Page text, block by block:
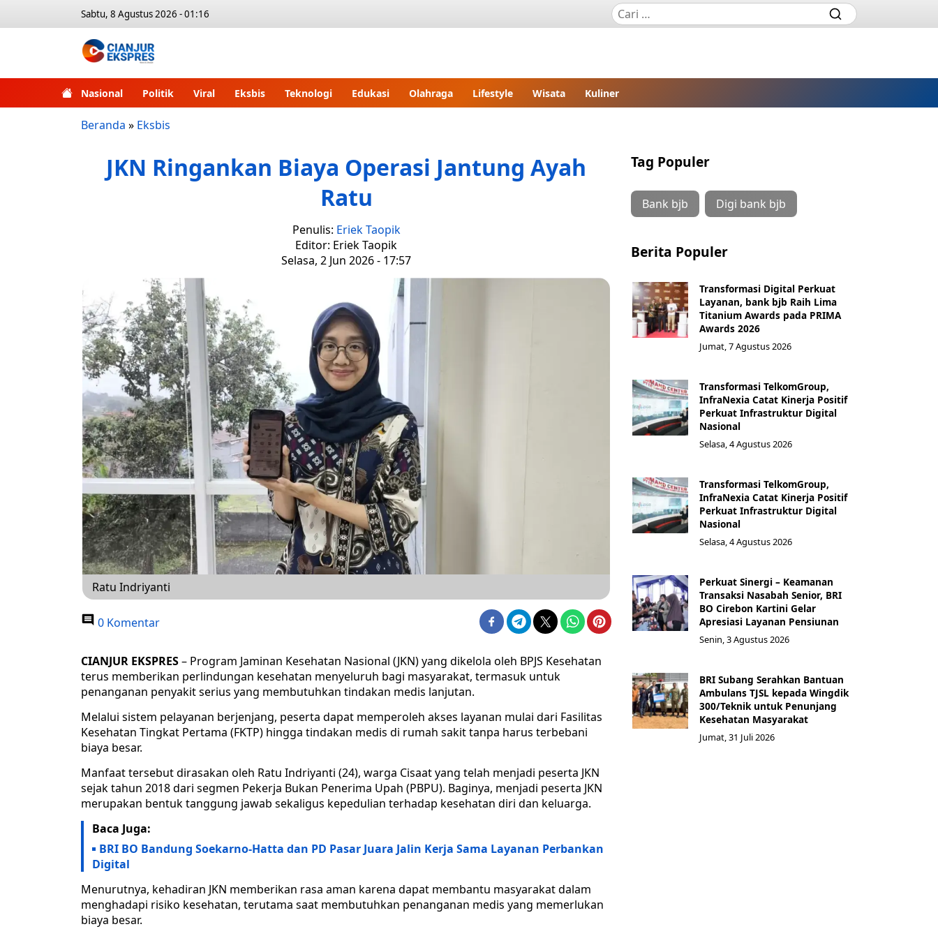
Sabtu, 8 Agustus 2026 - 01:16
Nasional Politik Viral Eksbis Teknologi Edukasi Olahraga Lifestyle Wisata Kuliner
Beranda » Eksbis
JKN Ringankan Biaya Operasi Jantung Ayah
Ratu
Penulis: Eriek Taopik
Editor: Eriek Taopik
Selasa, 2 Jun 2026 - 17:57
Ratu Indriyanti
0 Komentar
CIANJUR EKSPRES– Program Jaminan Kesehatan Nasional (JKN) yang dikelola oleh BPJS Kesehatan
terus memberikan perlindungan kesehatan menyeluruh bagi masyarakat, termasuk untuk
penanganan penyakit serius yang membutuhkan tindakan medis lanjutan.
Melalui sistem pelayanan berjenjang, peserta dapat memperoleh akses layanan mulai dari Fasilitas
Kesehatan Tingkat Pertama (FKTP) hingga tindakan medis di rumah sakit tanpa harus terbebani
biaya besar.
Manfaat tersebut dirasakan oleh Ratu Indriyanti (24), warga Cisaat yang telah menjadi peserta JKN
sejak tahun 2018 dari segmen Pekerja Bukan Penerima Upah (PBPU). Baginya, menjadi peserta JKN
merupakan bentuk tanggung jawab sekaligus kepedulian terhadap kesehatan diri dan keluarga.
Baca Juga:
BRI BO Bandung Soekarno-Hatta dan PD Pasar Juara Jalin Kerja Sama Layanan Perbankan
Digital
Menurutnya, kehadiran JKN memberikan rasa aman karena dapat membantu masyarakat dalam
menghadapi risiko kesehatan, terutama saat membutuhkan penanganan medis yang memerlukan
biaya besar.
Tag Populer
Bank bjb Digi bank bjb
Berita Populer
Transformasi Digital Perkuat
Layanan, bank bjb Raih Lima
Titanium Awards pada PRIMA
Awards 2026
Jumat, 7 Agustus 2026
Transformasi TelkomGroup,
InfraNexia Catat Kinerja Positif
Perkuat Infrastruktur Digital
Nasional
Selasa, 4 Agustus 2026
Transformasi TelkomGroup,
InfraNexia Catat Kinerja Positif
Perkuat Infrastruktur Digital
Nasional
Selasa, 4 Agustus 2026
Perkuat Sinergi – Keamanan
Transaksi Nasabah Senior, BRI
BO Cirebon Kartini Gelar
Apresiasi Layanan Pensiunan
Senin, 3 Agustus 2026
BRI Subang Serahkan Bantuan
Ambulans TJSL kepada Wingdik
300/Teknik untuk Penunjang
Kesehatan Masyarakat ​
Jumat, 31 Juli 2026